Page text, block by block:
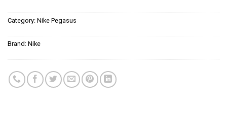
Category: Nike Pegasus
Brand: Nike